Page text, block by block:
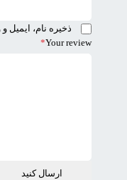
Your review
*
ذخیره نام،